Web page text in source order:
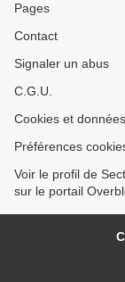
Pages
Contact
Signaler un abus
C.G.U.
Cookies et
Préférences
Voir le profil de
sur le portail